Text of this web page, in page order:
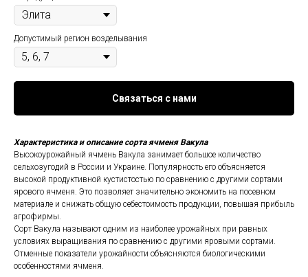
Допустимый регион возделывания
Связаться с нами
Характеристика и описание сорта ячменя Вакула
Высокоурожайный ячмень Вакула занимает большое количество
сельхозугодий в России и Украине. Популярность его объясняется
высокой продуктивной кустистостью по сравнению с другими сортами
ярового ячменя. Это позволяет значительно экономить на посевном
материале и снижать общую себестоимость продукции, повышая прибыль
агрофирмы.
Сорт Вакула называют одним из наиболее урожайных при равных
условиях выращивания по сравнению с другими яровыми сортами.
Отменные показатели урожайности объясняются биологическими
особенностями ячменя.